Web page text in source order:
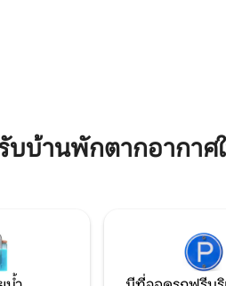
บ้านพักตากอากาศ